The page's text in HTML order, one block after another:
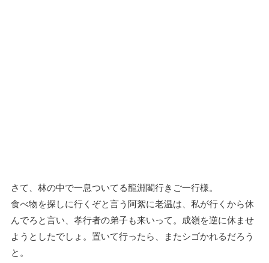
さて、林の中で一息ついてる龍淵閣行きご一行様。
食べ物を探しに行くぞと言う阿絮に老温は、私が行くから休
んでろと言い、孝行者の弟子も来いって。成嶺を逆に休ませ
ようとしたでしょ。置いて行ったら、またシゴかれるだろう
と。